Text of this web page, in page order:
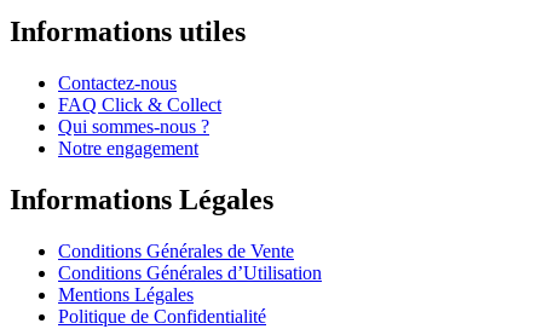
Informations utiles
Contactez-nous
FAQ Click & Collect
Qui sommes-nous ?
Notre engagement
Informations Légales
Conditions Générales de Vente
Conditions Générales d’Utilisation
Mentions Légales
Politique de Confidentialité